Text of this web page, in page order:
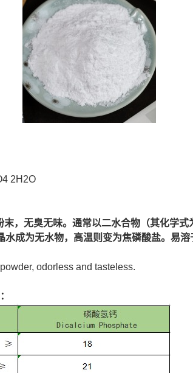
2H2O
，无臭无味。通常以二水合物（其化学式
成为无水物，高温则变为焦磷酸盐。易
odorless and tasteless.